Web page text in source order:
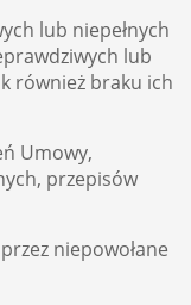
lub niepełnych
lub
również braku ich
Umowy,
przepisów
niepowołane